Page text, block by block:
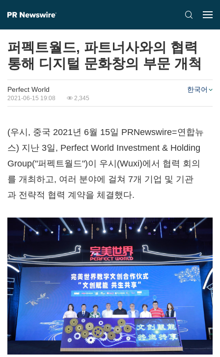
퍼펙트월드, 파트너사와의 협력
통해 디지털 문화창의 부문 개척
Perfect World
2021-06-15 19:08 2,345
한국어
(우시, 중국 2021년 6월 15일 PRNewswire=연합뉴
스) 지난 3일, Perfect World Investment & Holding
Group("퍼펙트월드")이 우시(Wuxi)에서 협력 회의
를 개최하고, 여러 분야에 걸쳐 7개 기업 및 기관
과 전략적 협력 계약을 체결했다.